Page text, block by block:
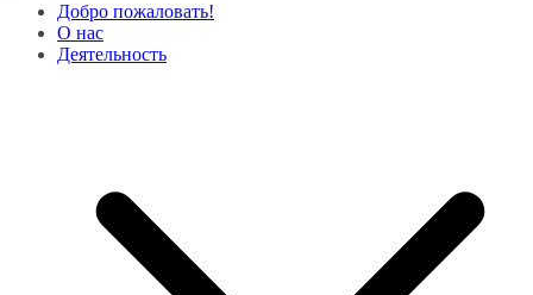
Добро пожаловать!
О нас
Деятельность